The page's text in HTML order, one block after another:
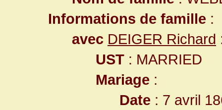
Informations de famille :
avec DEIGER Richard
UST : MARRIED
Mariage :
Date : 7 avril